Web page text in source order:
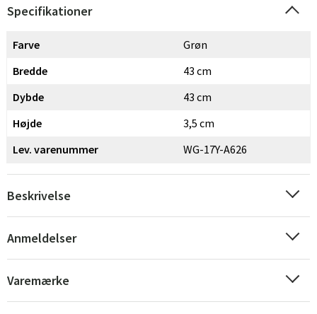
Sverige
Specifikationer
Farve
Grøn
Bredde
43 cm
Dybde
43 cm
Højde
3,5 cm
Lev. varenummer
WG-17Y-A626
Beskrivelse
Anmeldelser
Varemærke